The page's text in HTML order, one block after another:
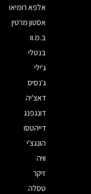
אלפא רומיאו
אסטון מרטין
ב.מ.וו
בנטלי
ג'ילי
ג'נסיס
דאצ'יה
דונגפנג
דייהטסו
הונגצ'י
וויה
זיקר
טסלה